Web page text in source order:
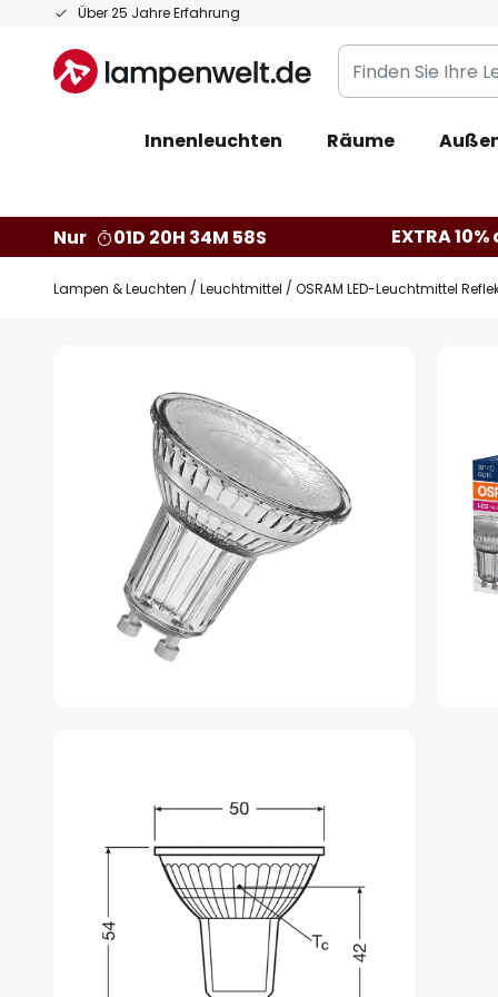
Über 25 Jahre Erfahrung
Zum
springen
Finden
Sie
Leuchte...
Innenleuchten Räume
Nur
01D 20H 34M 57S EXTRA
Lampen & Leuchten Leuchtmittel OSRAM LED-Leuchtmittel